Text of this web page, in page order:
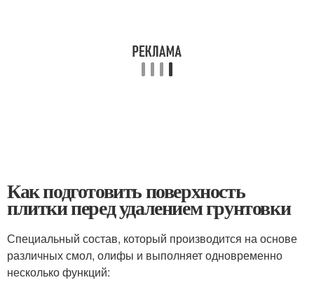
Как подготовить поверхность
плитки перед удалением грунтовки
Специальный состав, который производится на основе
различных смол, олифы и выполняет одновременно
несколько функций: